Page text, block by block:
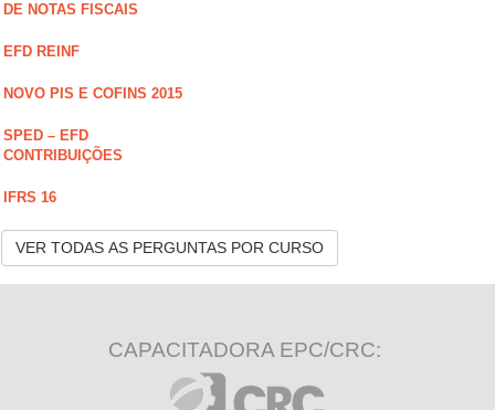
DE NOTAS FISCAIS
EFD REINF
NOVO PIS E COFINS 2015
SPED – EFD
CONTRIBUIÇÕES
IFRS 16
VER TODAS AS PERGUNTAS POR CURSO
CAPACITADORA EPC/CRC: